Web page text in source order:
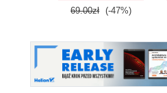
69.00zł (-47%)